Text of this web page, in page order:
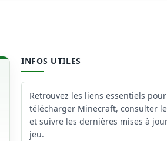
INFOS UTILES
Retrouvez les liens essentiels pour
télécharger Minecraft, consulter
et suivre les dernières mises à
jeu.